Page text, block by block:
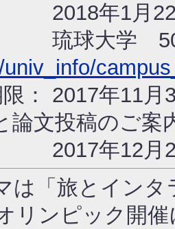
2018年1月22
琉球大学
： 2017年11
論文投稿のご案
2017年12月
は「旅とイン
リンピック開